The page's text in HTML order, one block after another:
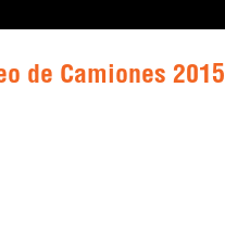
de Camiones 2015